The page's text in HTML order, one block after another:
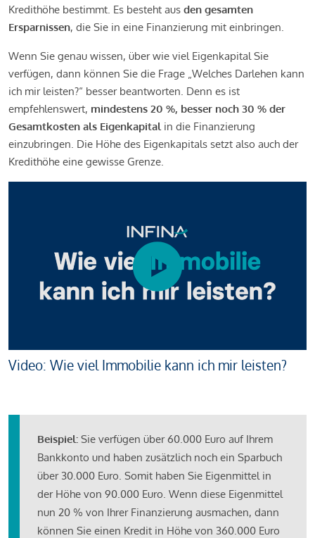
Kredithöhe bestimmt. Es besteht aus den gesamten
Ersparnissen, die Sie in eine Finanzierung mit einbringen.
Wenn Sie genau wissen, über wie viel Eigenkapital Sie
verfügen, dann können Sie die Frage „Welches Darlehen kann
ich mir leisten?“ besser beantworten. Denn es ist
empfehlenswert, mindestens 20 %, besser noch 30 % der
Gesamtkosten als Eigenkapital in die Finanzierung
einzubringen. Die Höhe des Eigenkapitals setzt also auch der
Kredithöhe eine gewisse Grenze.
Video: Wie viel Immobilie kann ich mir leisten?
Beispiel: Sie verfügen über 60.000 Euro auf Ihrem
Bankkonto und haben zusätzlich noch ein Sparbuch
über 30.000 Euro. Somit haben Sie Eigenmittel in
der Höhe von 90.000 Euro. Wenn diese Eigenmittel
nun 20 % von Ihrer Finanzierung ausmachen, dann
können Sie einen Kredit in Höhe von 360.000 Euro